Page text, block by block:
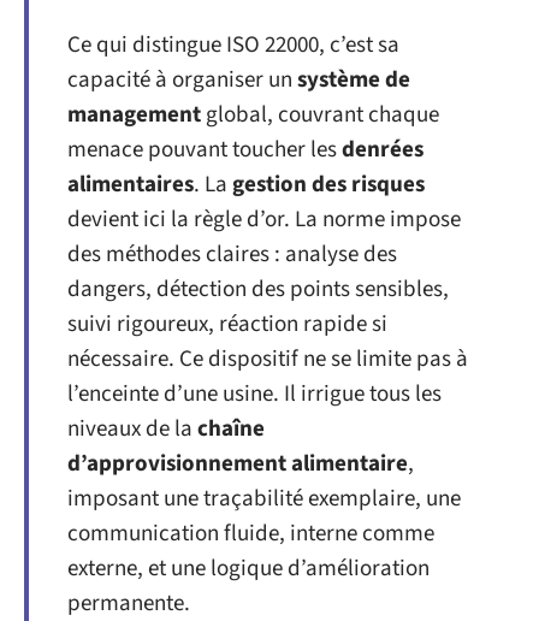
Ce qui distingue ISO 22000, c’est sa
capacité à organiser unsystème de
managementglobal, couvrant chaque
menace pouvant toucher lesdenrées
alimentaires. Lagestion des risques
devient ici la règle d’or. La norme impose
des méthodes claires : analyse des
dangers, détection des points sensibles,
suivi rigoureux, réaction rapide si
nécessaire. Ce dispositif ne se limite pas à
l’enceinte d’une usine. Il irrigue tous les
niveaux de lachaîne
d’approvisionnement alimentaire,
imposant une traçabilité exemplaire, une
communication fluide, interne comme
externe, et une logique d’amélioration
permanente.